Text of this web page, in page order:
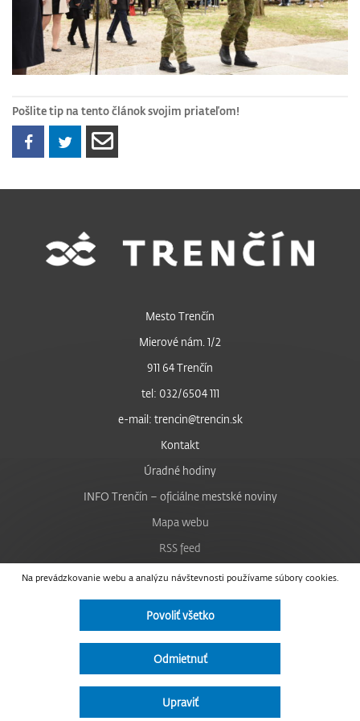
Pošlite tip na tento článok svojim priateľom!
Na prevádzkovanie webu a analýzu návštevnosti používame súbory cookies.
Povoliť všetko
Odmietnuť
Upraviť
Mesto Trenčín
Mierové nám. 1/2
911 64 Trenčín
tel: 032/6504 111
e-mail: trencin@trencin.sk
Kontakt
Úradné hodiny
INFO Trenčín – oficiálne mestské noviny
Mapa webu
RSS feed
Nastavenie cookies
Facebook
Instagram
Vyhlásenie o prístupnosti